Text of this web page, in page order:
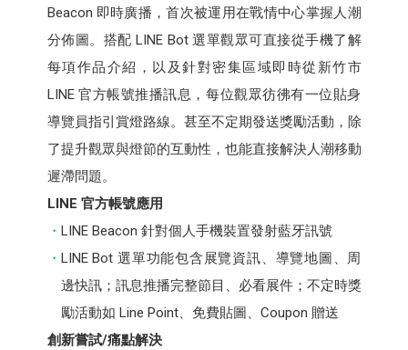
Beacon 即時廣播，首次被運用在戰情中心掌握人潮
分佈圖。搭配 LINE Bot 選單觀眾可直接從手機了解
每項作品介紹，以及針對密集區域即時從新竹市
LINE 官方帳號推播訊息，每位觀眾彷彿有一位貼身
導覽員指引賞燈路線。甚至不定期發送獎勵活動，除
了提升觀眾與燈節的互動性，也能直接解決人潮移動
遲滯問題。
LINE 官方帳號應用
LINE Beacon 針對個人手機裝置發射藍牙訊號
LINE Bot 選單功能包含展覽資訊、導覽地圖、周
邊快訊；訊息推播完整節目、必看展件；不定時獎
勵活動如 Line Point、免費貼圖、Coupon 贈送
創新嘗試/痛點解決